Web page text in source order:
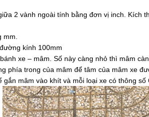
2 vành ngoài tính bằng đơn vị inch. Kích
kính 100mm
xe – mâm. Số này càng nhỏ thì mâm
phía trong của mâm để tâm của mâm xe
mâm vào khít và mỗi loại xe có thông số